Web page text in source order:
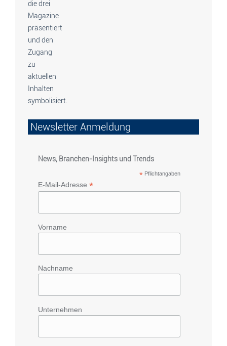
Newsletter Anmeldung
News, Branchen-Insights und Trends
* Pflichtangaben
E-Mail-Adresse *
Vorname
Nachname
Unternehmen